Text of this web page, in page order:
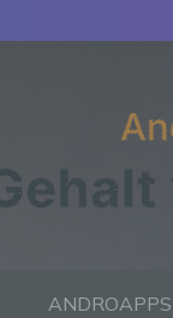
ANDROAPPS